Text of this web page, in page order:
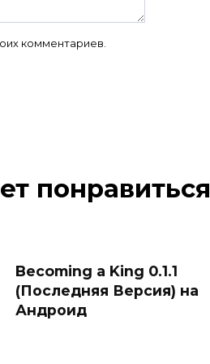
комментариев.
понравиться
Becoming a King 0.1.1
(Последняя Версия) на
Андроид